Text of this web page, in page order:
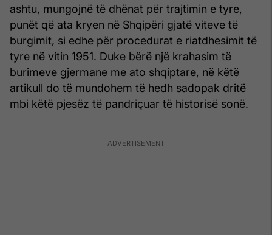
ashtu, mungojnë të dhënat për trajtimin e tyre,
punët që ata kryen në Shqipëri gjatë viteve të
burgimit, si edhe për procedurat e riatdhesimit të
tyre në vitin 1951. Duke bërë një krahasim të
burimeve gjermane me ato shqiptare, në këtë
artikull do të mundohem të hedh sadopak dritë
mbi këtë pjesëz të pandriçuar të historisë sonë.